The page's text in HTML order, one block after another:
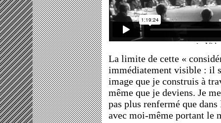
La limite de cette «
immédiatement visible : il
image que je construis à
même que je deviens. Je
pas plus renfermé que
avec moi-même portant le